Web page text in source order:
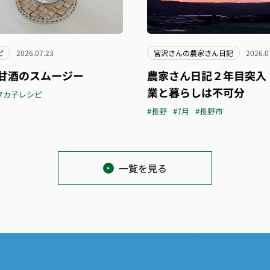
2026.07.23
酒のスムージー
カ子レシピ
宮沢さんの農家さん日記
農家さん日記２年目突入
業と暮らしは不可分
#長野 #7月 #長野市
一覧を見る